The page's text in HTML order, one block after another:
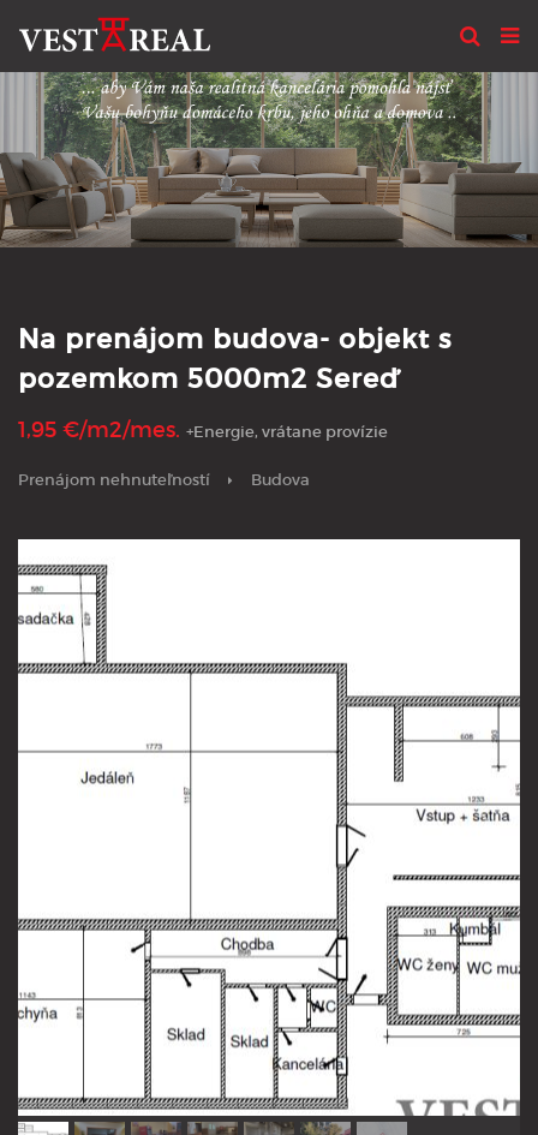
Na prenájom budova- objekt s
pozemkom 5000m2 Sereď
1,95 €/m2/mes. +Energie, vrátane provízie
Prenájom nehnuteľností Budova